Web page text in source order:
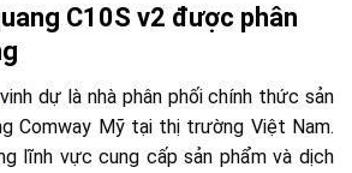
C10S v2 được phân
vinh dự là nhà phân phối chính thức sản
Comway Mỹ tại thị trường Việt Nam.
lĩnh vực cung cấp sản phẩm và dịch